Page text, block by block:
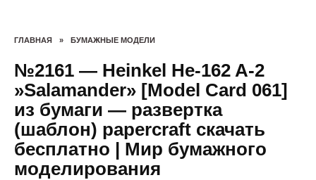
ГЛАВНАЯ » БУМАЖНЫЕ МОДЕЛИ
№2161 — Heinkel He-162 A-2
»Salamander» [Model Card 061]
из бумаги — развертка
(шаблон) papercraft скачать
бесплатно | Мир бумажного
моделирования